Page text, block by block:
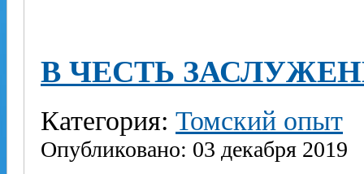
В ЧЕСТЬ
Категория: Томский опыт
Опубликовано: 03 декабря 2019